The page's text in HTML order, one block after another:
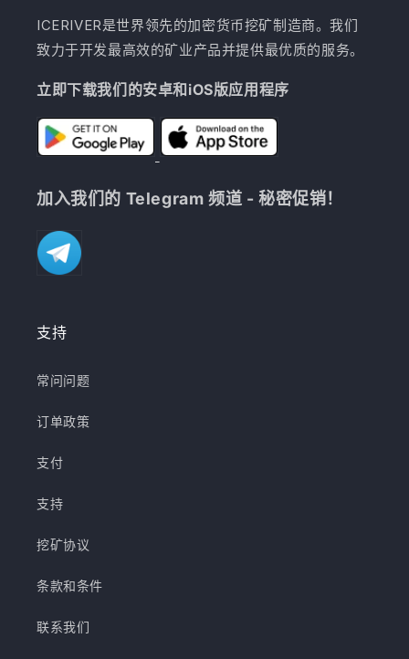
ICERIVER是世界领先的加密货币挖矿制造商。我们
致力于开发最高效的矿业产品并提供最优质的服务。
立即下载我们的安卓和iOS版应用程序
加入我们的 Telegram 频道 - 秘密促销！
支持
常问问题
订单政策
支付
支持
挖矿协议
条款和条件
联系我们